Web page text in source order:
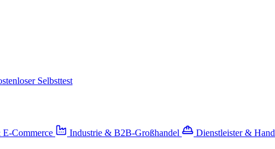
Selbsttest
Commerce Industrie & B2B-Großhandel Dienstleister &